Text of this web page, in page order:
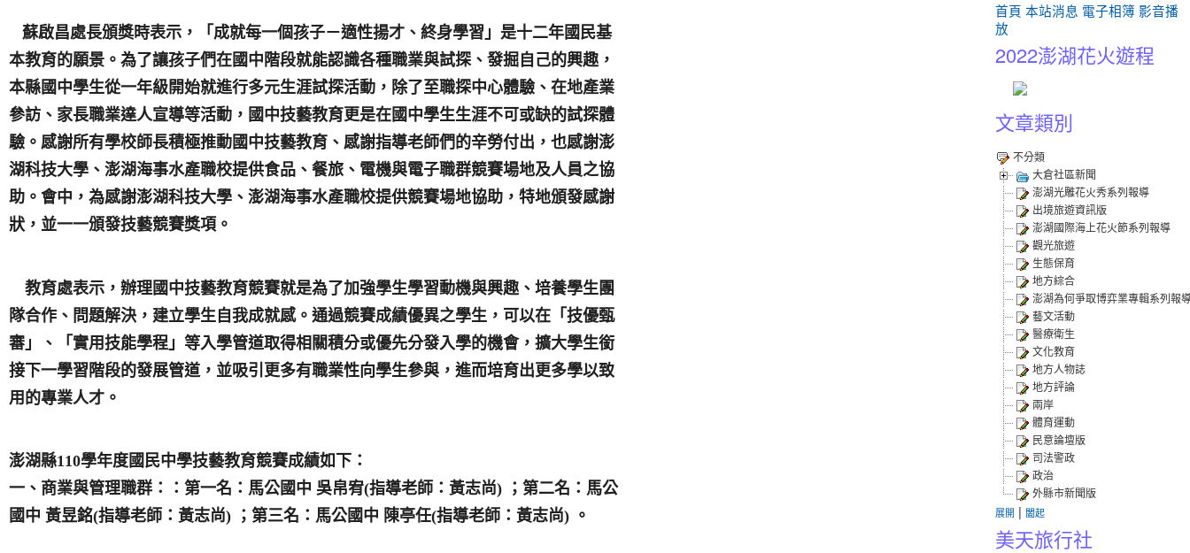
蘇啟昌處長頒獎時表示，「成就每一個孩子－適性揚才、終身學習」是十二年國民基
本教育的願景。為了讓孩子們在國中階段就能認識各種職業與試探、發掘自己的興趣，
本縣國中學生從一年級開始就進行多元生涯試探活動，除了至職探中心體驗、在地產業
參訪、家長職業達人宣導等活動，國中技藝教育更是在國中學生生涯不可或缺的試探體
驗。感謝所有學校師長積極推動國中技藝教育、感謝指導老師們的辛勞付出，也感謝澎
湖科技大學、澎湖海事水產職校提供食品、餐旅、電機與電子職群競賽場地及人員之協
助。會中，為感謝澎湖科技大學、澎湖海事水產職校提供競賽場地協助，特地頒發感謝
狀，並一一頒發技藝競賽獎項。
教育處表示，辦理國中技藝教育競賽就是為了加強學生學習動機與興趣、培養學生團
隊合作、問題解決，建立學生自我成就感。通過競賽成績優異之學生，可以在「技優甄
審」、「實用技能學程」等入學管道取得相關積分或優先分發入學的機會，擴大學生銜
接下一學習階段的發展管道，並吸引更多有職業性向學生參與，進而培育出更多學以致
用的專業人才。
澎湖縣110學年度國民中學技藝教育競賽成績如下：
一、商業與管理職群：：第一名：馬公國中 吳帛宥(指導老師：黃志尚) ；第二名：馬公
國中 黃昱銘(指導老師：黃志尚) ；第三名：馬公國中 陳亭任(指導老師：黃志尚) 。
首頁 本站消息 電子相簿 影音播
放
2022澎湖花火遊程
文章類別
不分類
大倉社區新聞
澎湖光雕花火秀系列報導
出境旅遊資訊版
澎湖國際海上花火節系列報導
觀光旅遊
生態保育
地方綜合
澎湖為何爭取博弈業專輯系列報
藝文活動
醫療衛生
文化教育
地方人物誌
地方評論
兩岸
體育運動
民意論壇版
司法警政
政治
外縣市新聞版
展開 | 闔起
美天旅行社